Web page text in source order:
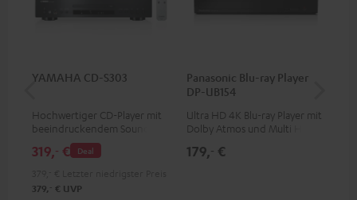
YAMAHA CD-S303
Hochwertiger CD-Player mit
beeindruckendem Sound und
wertiger Verarbeitung
Deal
319,‐ €
379, ‐ € UVP
Panasonic Blu-ray Player
DP-UB154
Ultra HD 4K Blu-ray Player mit
Dolby Atmos und Multi HDR-
HDR10+ für eine überragende
179,‐ €